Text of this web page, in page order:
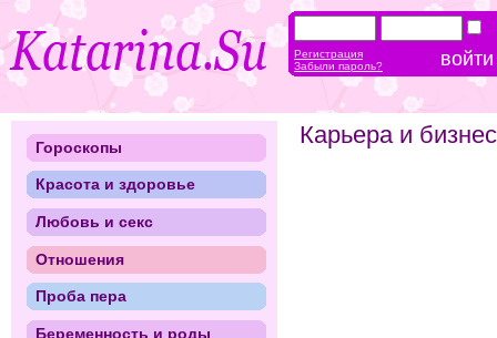
Карьера и бизнес
Гороскопы
Красота и здоровье
Любовь и секс
Отношения
Проба пера
Беременность и роды
Регистрация
Забыли пароль?